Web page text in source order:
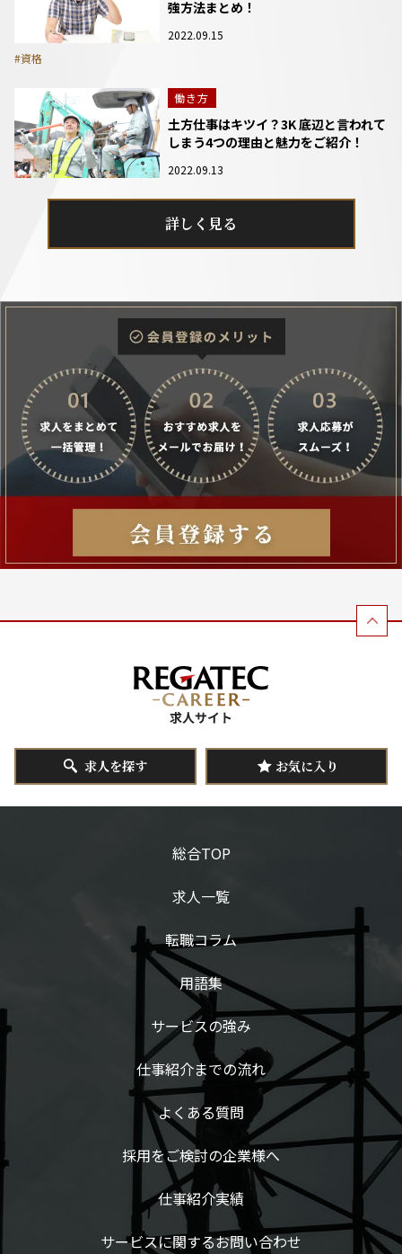
強方法まとめ！
2022.09.15
#資格
働き方
土方仕事はキツイ？3K 底辺と言われて
しまう4つの理由と魅力をご紹介！
2022.09.13
詳しく見る
求人を探す お気に入り
総合TOP
求人一覧
転職コラム
用語集
サービスの強み
仕事紹介までの流れ
よくある質問
採用をご検討の企業様へ
仕事紹介実績
サービスに関するお問い合わせ